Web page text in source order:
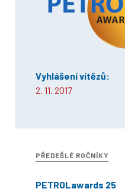
Vyhlášení vítězů:
2. 11. 2017
PŘEDEŠLÉ ROČNÍKY
PETROLawards 25